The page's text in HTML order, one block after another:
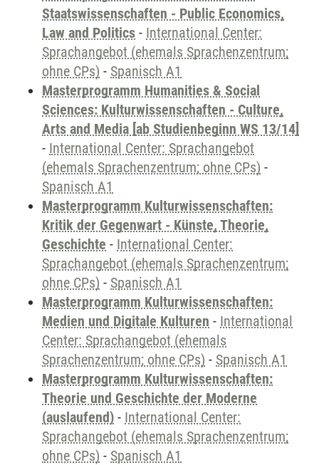
Staatswissenschaften - Public Economics,
Law and Politics - International Center:
Sprachangebot (ehemals Sprachenzentrum;
ohne CPs) - Spanisch A1
Masterprogramm Humanities & Social
Sciences: Kulturwissenschaften - Culture,
Arts and Media [ab Studienbeginn WS 13/14]
- International Center: Sprachangebot
(ehemals Sprachenzentrum; ohne CPs) -
Spanisch A1
Masterprogramm Kulturwissenschaften:
Kritik der Gegenwart - Künste, Theorie,
Geschichte - International Center:
Sprachangebot (ehemals Sprachenzentrum;
ohne CPs) - Spanisch A1
Masterprogramm Kulturwissenschaften:
Medien und Digitale Kulturen - International
Center: Sprachangebot (ehemals
Sprachenzentrum; ohne CPs) - Spanisch A1
Masterprogramm Kulturwissenschaften:
Theorie und Geschichte der Moderne
(auslaufend) - International Center:
Sprachangebot (ehemals Sprachenzentrum;
ohne CPs) - Spanisch A1